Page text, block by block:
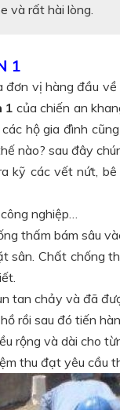
và rất hài lòng.
1
đơn vị hàng đầu
1 của chiến an
hộ gia đình
nào? sau đây
kỹ các vết nứt,
nghiệp…
thấm bám sâu
sân. Chất chống
tan chảy và đã
rồi sau đó tiến
rộng và dài cho
thu đạt yêu cầu